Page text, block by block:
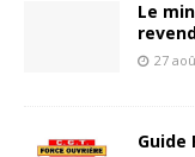
Le
27
Guide